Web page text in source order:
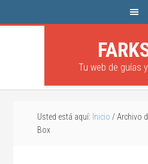
Tu web de guías
Usted está aquí: Inicio / Archivo
Box